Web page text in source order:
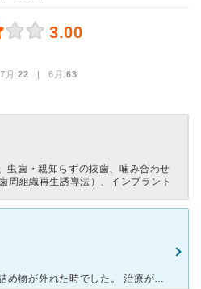
3.00
月:22 | 6月:63
虫歯・親知らずの抜歯、噛み合わせ
周組織再生誘導法）、インプラント
はじめて行ったのは、虫歯の詰め物が外れた時でした。 治療がとても痛く、耐えられないほどでした。 男性の先生は、あまり患者の声を聞いてくれませんでした。 「痛いです。」 と言っても、 「痛くな